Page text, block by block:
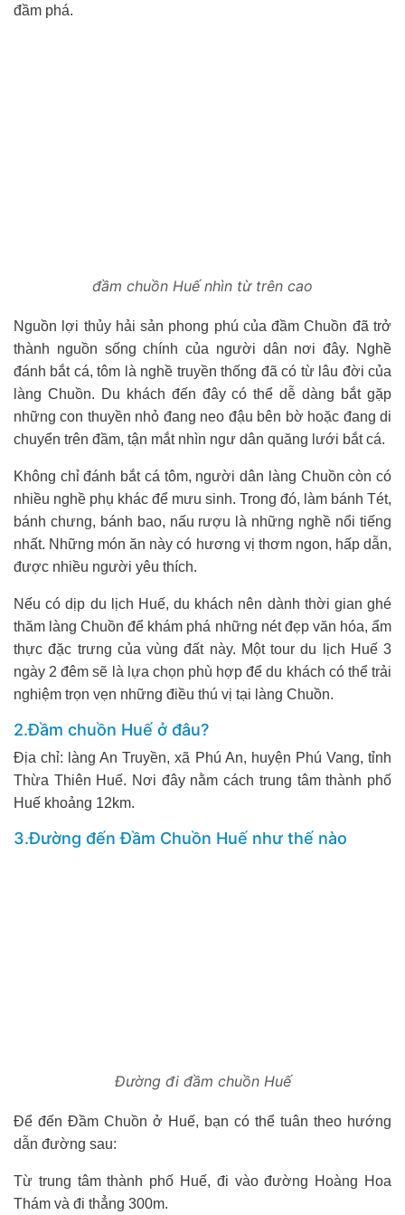
đầm phá.
đầm chuồn Huế nhìn từ trên cao
Nguồn lợi thủy hải sản phong phú của đầm Chuồn đã trở
thành nguồn sống chính của người dân nơi đây. Nghề
đánh bắt cá, tôm là nghề truyền thống đã có từ lâu đời của
làng Chuồn. Du khách đến đây có thể dễ dàng bắt gặp
những con thuyền nhỏ đang neo đậu bên bờ hoặc đang di
chuyển trên đầm, tận mắt nhìn ngư dân quăng lưới bắt cá.
Không chỉ đánh bắt cá tôm, người dân làng Chuồn còn có
nhiều nghề phụ khác để mưu sinh. Trong đó, làm bánh Tét,
bánh chưng, bánh bao, nấu rượu là những nghề nổi tiếng
nhất. Những món ăn này có hương vị thơm ngon, hấp dẫn,
được nhiều người yêu thích.
Nếu có dịp du lịch Huế, du khách nên dành thời gian ghé
thăm làng Chuồn để khám phá những nét đẹp văn hóa, ẩm
thực đặc trưng của vùng đất này. Một tour du lịch Huế 3
ngày 2 đêm sẽ là lựa chọn phù hợp để du khách có thể trải
nghiệm trọn vẹn những điều thú vị tại làng Chuồn.
2.Đầm chuồn Huế ở đâu?
Địa chỉ: làng An Truyền, xã Phú An, huyện Phú Vang, tỉnh
Thừa Thiên Huế. Nơi đây nằm cách trung tâm thành phố
Huế khoảng 12km.
3.Đường đến Đầm Chuồn Huế như thế nào
Đường đi đầm chuồn Huế
Để đến Đầm Chuồn ở Huế, bạn có thể tuân theo hướng
dẫn đường sau:
Từ trung tâm thành phố Huế, đi vào đường Hoàng Hoa
Thám và đi thẳng 300m.